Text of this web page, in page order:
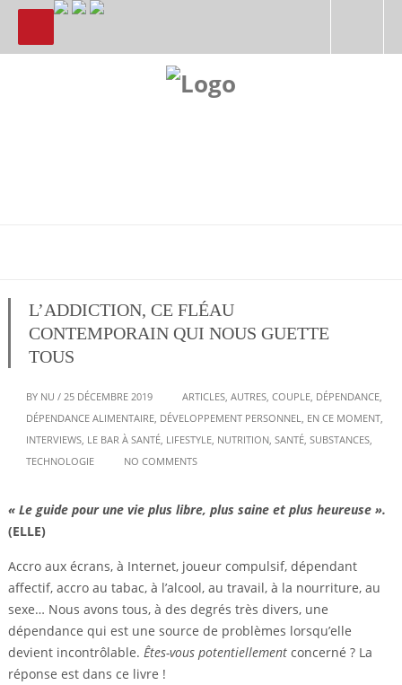
L’ADDICTION, CE FLÉAU
CONTEMPORAIN QUI NOUS GUETTE
TOUS
BY NU / 25 DÉCEMBRE 2019 ARTICLES, AUTRES, COUPLE, DÉPENDANCE,
DÉPENDANCE ALIMENTAIRE, DÉVELOPPEMENT PERSONNEL, EN CE MOMENT,
INTERVIEWS, LE BAR À SANTÉ, LIFESTYLE, NUTRITION, SANTÉ, SUBSTANCES,
TECHNOLOGIE
NO COMMENTS
« Le guide pour une vie plus libre, plus saine et plus heureuse ».
(ELLE)
Accro aux écrans, à Internet, joueur compulsif, dépendant
affectif, accro au tabac, à l’alcool, au travail, à la nourriture, au
sexe… Nous avons tous, à des degrés très divers, une
dépendance qui est une source de problèmes lorsqu’elle
devient incontrôlable. Êtes-vous potentiellementconcerné ? La
réponse est dans ce livre !